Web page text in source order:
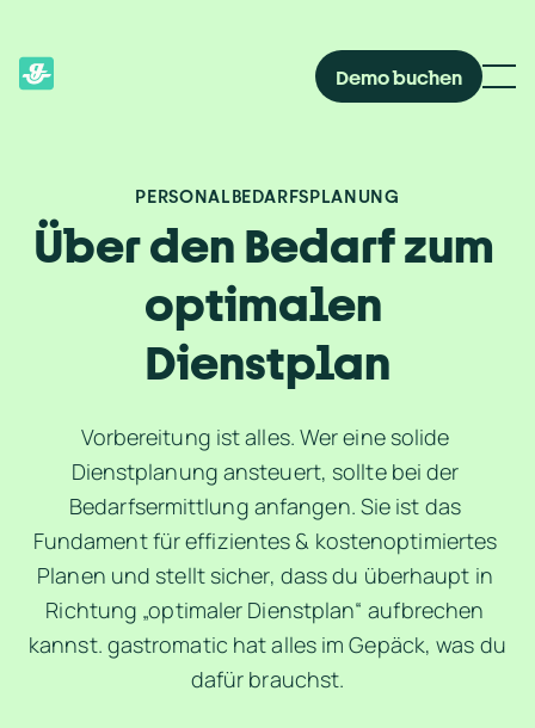
Demo buchen
PERSONALBEDARFSPLANUNG
optimalen
Dienstplan
Vorbereitung ist alles. Wer eine solide
Dienstplanung ansteuert, sollte bei der
Bedarfsermittlung anfangen. Sie ist das
Fundament für effizientes & kostenoptimiertes
Planen und stellt sicher, dass du überhaupt in
Richtung „optimaler Dienstplan“ aufbrechen
kannst. gastromatic hat alles im Gepäck, was du
dafür brauchst.